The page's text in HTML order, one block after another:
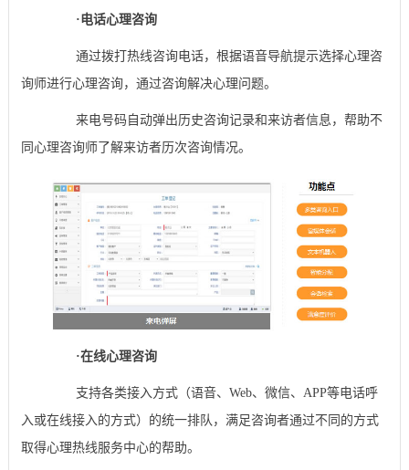
·电话心理咨询
通过拨打热线咨询电话，根据语音导航提示选择心理咨
询师进行心理咨询，通过咨询解决心理问题。
来电号码自动弹出历史咨询记录和来访者信息，帮助不
同心理咨询师了解来访者历次咨询情况。
·在线心理咨询
支持各类接入方式（语音、Web、微信、APP等电话呼
入或在线接入的方式）的统一排队，满足咨询者通过不同的方式
取得心理热线服务中心的帮助。